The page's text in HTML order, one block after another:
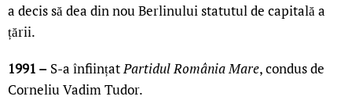
a decis să dea din nou Berlinului statutul de capitală a
țării.
1991 – S-a înființatPartidul România Mare, condus de
Corneliu Vadim Tudor.